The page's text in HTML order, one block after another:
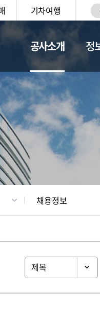
기차여행
공사소개
일반현황
정
채용정보